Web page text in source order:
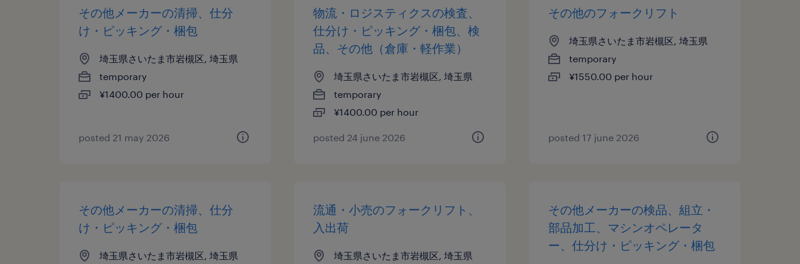
その他メーカーの清掃、仕分
け・ピッキング・梱包
埼玉県さいたま市岩槻区, 埼玉県
temporary
¥1400.00 per hour
posted 21 may 2026
物流・ロジスティクスの検査、
仕分け・ピッキング・梱包、検
品、その他（倉庫・軽作業）
埼玉県さいたま市岩槻区, 埼玉県
temporary
¥1400.00 per hour
posted 24 june 2026
その他のフォークリフト
埼玉県さいたま市岩槻区, 埼玉県
temporary
¥1550.00 per hour
posted 17 june 2026
その他メーカーの清掃、仕分
け・ピッキング・梱包
埼玉県さいたま市岩槻区, 埼玉県
流通・小売のフォークリフト、
入出荷
埼玉県さいたま市岩槻区, 埼玉県
その他メーカーの検品、組立・
部品加工、マシンオペレータ
ー、仕分け・ピッキング・梱包